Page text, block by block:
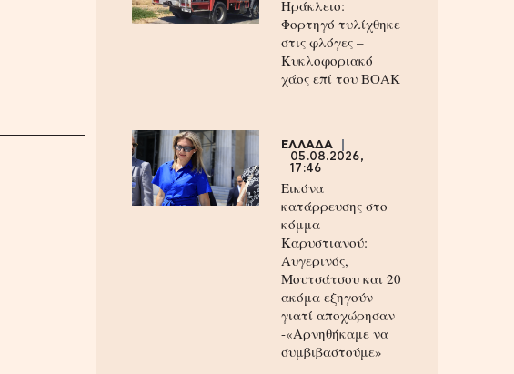
Ηράκλειο:
Φορτηγό τυλίχθηκε
στις φλόγες –
Κυκλοφοριακό
χάος επί του ΒΟΑΚ
ΕΛΛΑΔΑ
05.08.2026,
17:46
Εικόνα
κατάρρευσης στο
κόμμα
Καρυστιανού:
Αυγερινός,
Μουτσάτσου και 20
ακόμα εξηγούν
γιατί αποχώρησαν
-«Αρνηθήκαμε να
συμβιβαστούμε»